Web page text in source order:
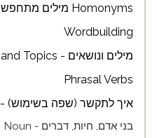
Homonyms מילים מתחפשות
Wordbuilding
מילים ונושאים - Words and Topics
Phrasal Verbs
איך לתקשר (שפה בשימוש) - Grammar
בני אדם, חיות, דברים - Noun